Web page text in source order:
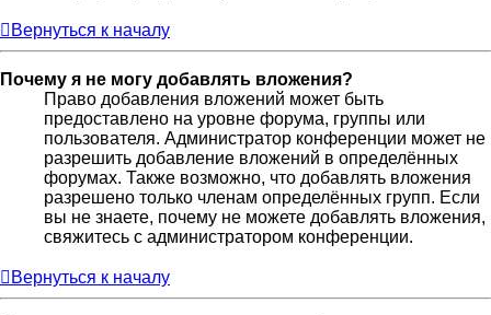
Вернуться к началу
Почему я не могу добавлять вложения?
Право добавления вложений может быть
предоставлено на уровне форума, группы или
пользователя. Администратор конференции может не
разрешить добавление вложений в определённых
форумах. Также возможно, что добавлять вложения
разрешено только членам определённых групп. Если
вы не знаете, почему не можете добавлять вложения,
свяжитесь с администратором конференции.
Вернуться к началу